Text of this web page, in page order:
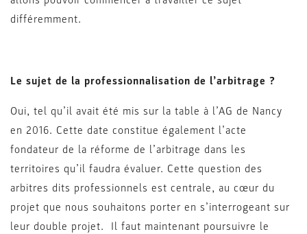
différemment.
Le sujet de la professionnalisation de l’arbitrage ?
Oui, tel qu’il avait été mis sur la table à l’AG de Nancy
en 2016. Cette date constitue également l’acte
fondateur de la réforme de l’arbitrage dans les
territoires qu’il faudra évaluer. Cette question des
arbitres dits professionnels est centrale, au cœur du
projet que nous souhaitons porter en s’interrogeant sur
leur double projet. Il faut maintenant poursuivre le